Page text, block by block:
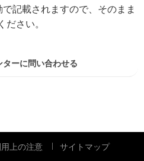
記載されますので、そのまま
ださい。
ターに問い合わせる
用上の注意 サイトマップ